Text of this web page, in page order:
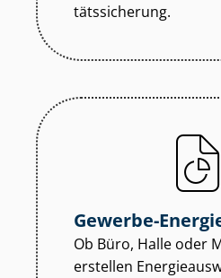
täts­si­che­rung.
Gewerbe-
Ob Büro, Halle oder
erstellen